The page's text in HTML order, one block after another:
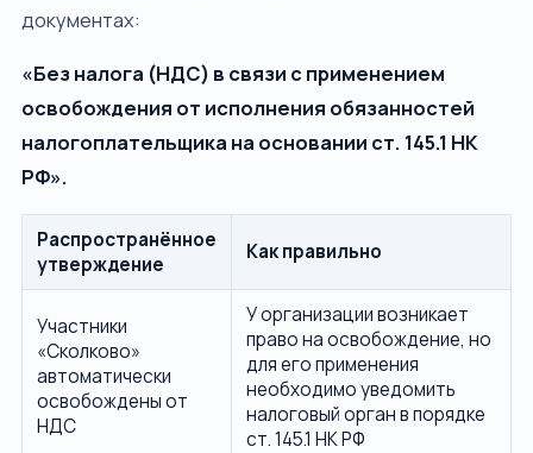
документах:
«Без налога (НДС) в связи с применением
освобождения от исполнения обязанностей
налогоплательщика на основании ст. 145.1 НК
РФ».
Распространённое
утверждение
Как правильно
Участники
«Сколково»
автоматически
освобождены от
НДС
У организации возникает
право на освобождение, но
для его применения
необходимо уведомить
налоговый орган в порядке
ст. 145.1 НК РФ